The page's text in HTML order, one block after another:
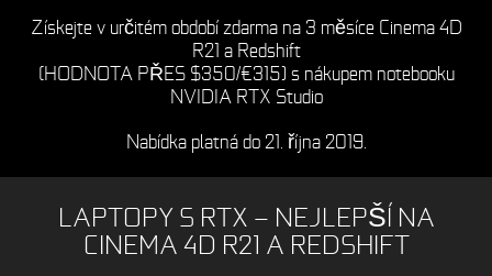
Získejte v určitém období zdarma na 3 měsíce Cinema 4D
R21 a Redshift
(HODNOTA PŘES $350/€315) s nákupem notebooku
NVIDIA RTX Studio
Nabídka platná do 21. října 2019.
LAPTOPY S RTX — NEJLEPŠÍ NA
CINEMA 4D R21 A REDSHIFT